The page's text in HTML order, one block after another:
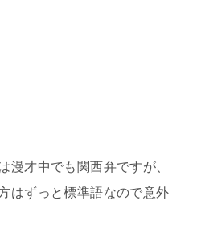
漫才中でも関西弁ですが、
はずっと標準語なので意外